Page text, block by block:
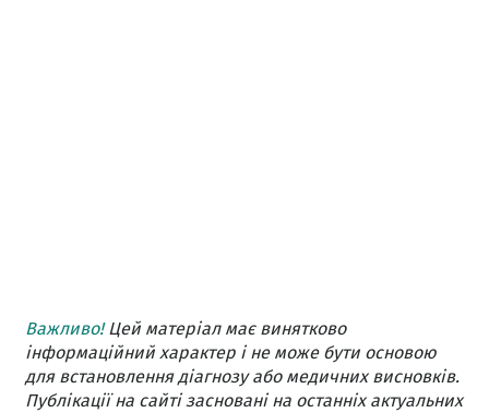
Важливо!Цей матеріал має винятково
інформаційний характер і не може бути основою
для встановлення діагнозу або медичних висновків.
Публікації на сайті засновані на останніх актуальних